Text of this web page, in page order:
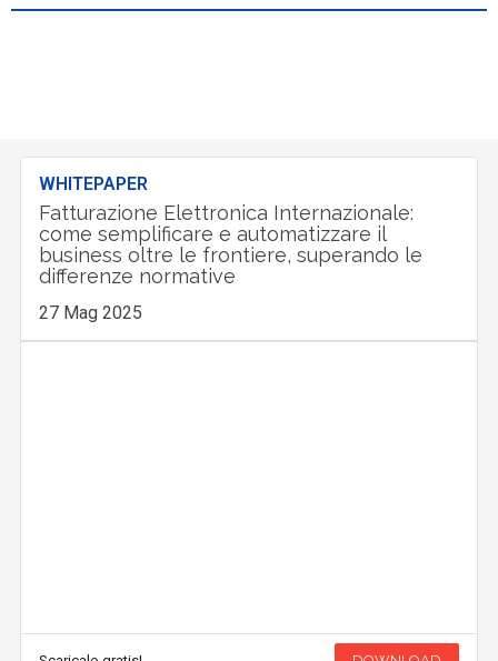
WHITEPAPER
Fatturazione Elettronica Internazionale:
come semplificare e automatizzare il
business oltre le frontiere, superando le
differenze normative
27 Mag 2025